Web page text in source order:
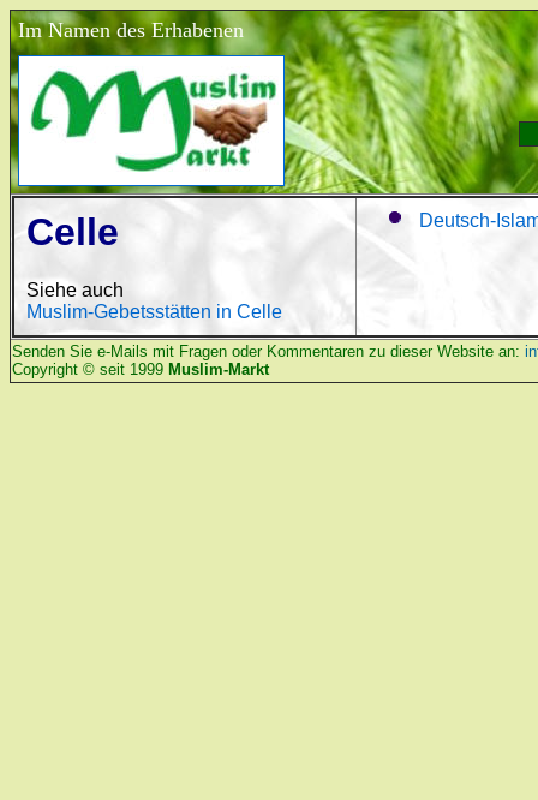
Im Namen des Erhabenen
Celle
Siehe auch
Muslim-Gebetsstätten in Celle
Deutsch-
Senden Sie e-Mails mit Fragen oder Kommentaren zu dieser Website an:
Copyright © seit 1999 Muslim-Markt